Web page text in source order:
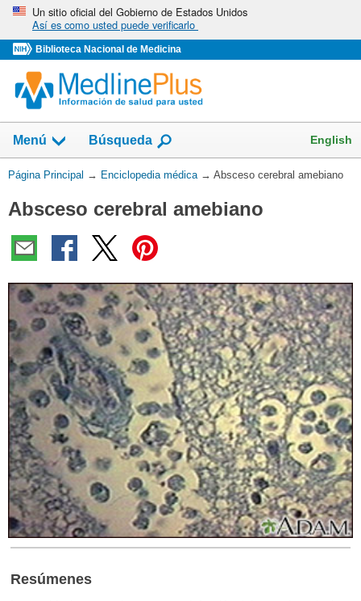
Omita
vaya
al
Contenido
Un sitio oficial del Gobierno de Estados Unidos
Así es como usted puede verificarlo
Biblioteca Nacional de Medicina
Menú Búsqueda English
Usted
aquí:
Página Principal → Enciclopedia médica → Absceso cerebral amebiano
Absceso cerebral amebiano
Resúmenes